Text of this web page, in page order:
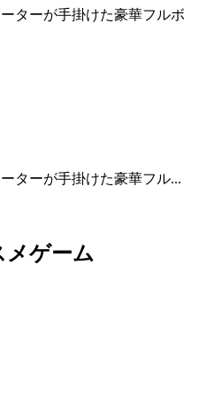
ターが手掛けた豪華フルボ
ターが手掛けた豪華フル...
メゲーム